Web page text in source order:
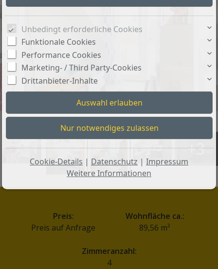
+3
Preis:
Preis auf Anfrage
Wohnfläche ca.:
89,56 m²
Zimmeranzahl:
4
Unbedingt erforderliche Cookies
Funktionale Cookies
Performance Cookies
Marketing- / Third Party-Cookies
Drittanbieter-Inhalte
Cookie-Details | Datenschutz | Impressum
Weitere Informationen